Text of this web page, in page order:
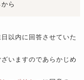
ら
以内に回答させていた
いますのであらかじめ